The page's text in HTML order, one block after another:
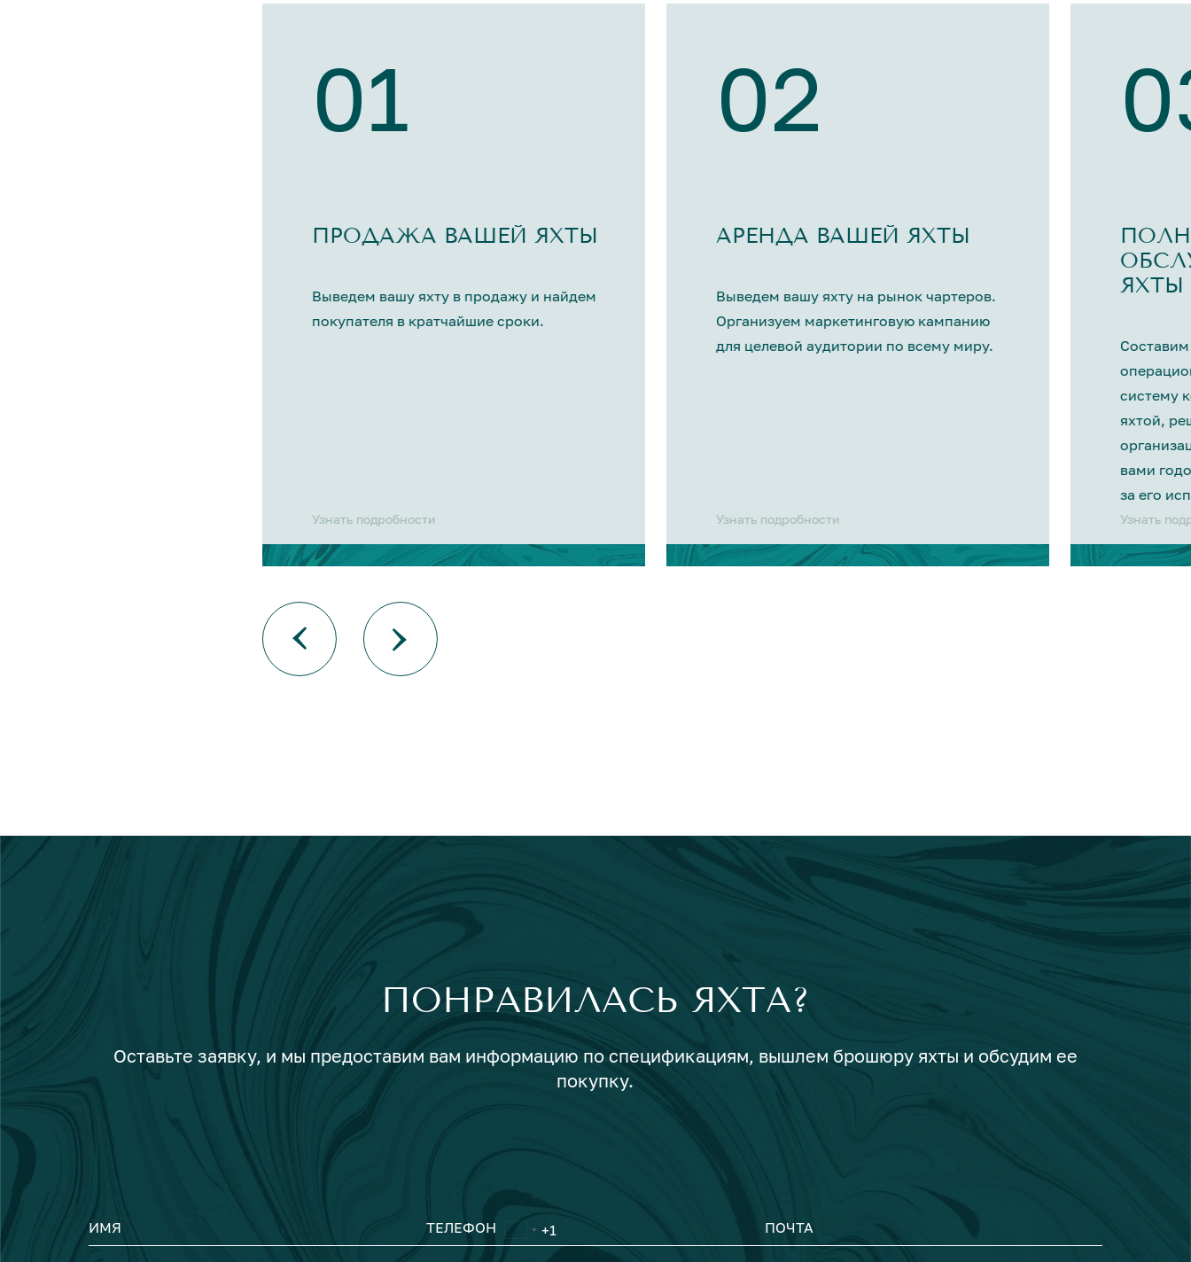
01
ПРОДАЖА ВАШЕЙ ЯХТЫ
Выведем вашу яхту в продажу и найдем
покупателя в кратчайшие сроки.
Узнать подробности
02
АРЕНДА ВАШЕЙ ЯХТЫ
Выведем вашу яхту на рынок чартеров.
Организуем маркетинговую кампанию
для целевой аудитории по всему миру.
Узнать подробности
ЯХТЫ
систему
яхтой,
вами
за его
Узнать
ПОНРАВИЛАСЬ ЯХТА?
Оставьте заявку, и мы предоставим вам информацию по спецификациям, вышлем брошюру яхты и обсудим ее
покупку.
ИМЯ ТЕЛЕФОН ПОЧТА